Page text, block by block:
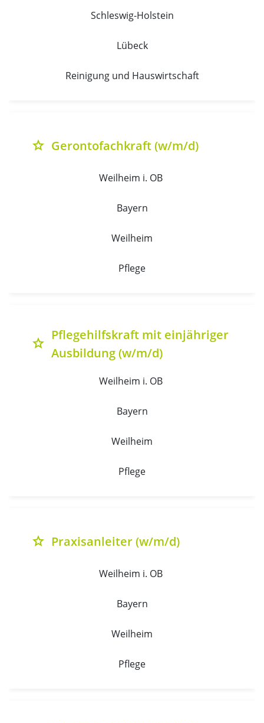
Schleswig-Holstein
Lübeck
Reinigung und Hauswirtschaft
grade Gerontofachkraft (w/m/d)
Weilheim i. OB
Bayern
Weilheim
Pflege
grade
Pflegehilfskraft mit einjähriger
Ausbildung (w/m/d)
Weilheim i. OB
Bayern
Weilheim
Pflege
grade Praxisanleiter (w/m/d)
Weilheim i. OB
Bayern
Weilheim
Pflege